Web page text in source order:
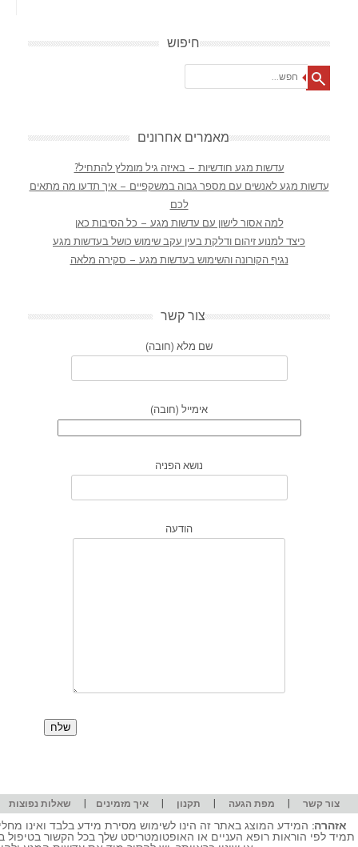
חיפוש
מאמרים אחרונים
עדשות מגע חודשיות – באיזה גיל מומלץ להתחיל?
עדשות מגע לאנשים עם מספר גבוה במשקפיים – איך תדעו מה מתאים
לכם
למה אסור לישון עם עדשות מגע – כל הסיבות כאן
כיצד למנוע זיהום ודלקת בעין עקב שימוש כושל בעדשות מגע
נגיף הקורונה והשימוש בעדשות מגע – סקירה מלאה
צור קשר
שם מלא (חובה)
אימייל (חובה)
נושא הפניה
הודעה
צור קשר | מפת הגעה | תקנון |איך מזמינים | שאלות נפוצות
אזהרה: המידע המוצג באתר זה הינו לשימוש מסירת מידע בלבד ואינו
תמיד לפי הוראות רופא העניים או האופטומטריסט שלך בכל הקשור